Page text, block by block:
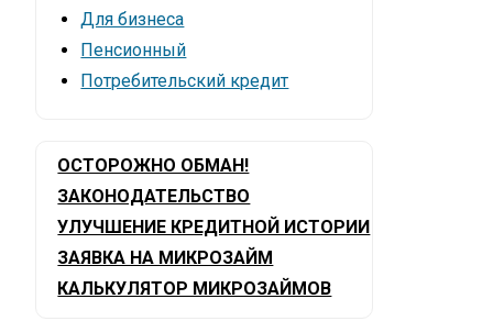
Для бизнеса
Пенсионный
Потребительский кредит
ОСТОРОЖНО ОБМАН!
ЗАКОНОДАТЕЛЬСТВО
УЛУЧШЕНИЕ КРЕДИТНОЙ ИСТОРИИ
ЗАЯВКА НА МИКРОЗАЙМ
КАЛЬКУЛЯТОР МИКРОЗАЙМОВ